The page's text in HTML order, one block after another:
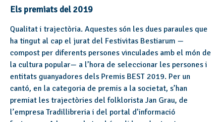
Els premiats del 2019
Qualitat i trajectòria. Aquestes són les dues paraules que
ha tingut al cap el jurat del Festivitas Bestiarum —
compost per diferents persones vinculades amb el món de
la cultura popular— a l’hora de seleccionar les persones i
entitats guanyadores dels Premis BEST 2019. Per un
cantó, en la categoria de premis a la societat, s’han
premiat les trajectòries del folklorista Jan Grau, de
l’empresa Tradillibreria i del portal d’informació